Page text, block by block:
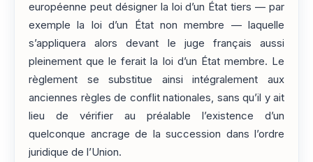
européenne peut désigner la loi d’un État tiers — par
exemple la loi d’un État non membre — laquelle
s’appliquera alors devant le juge français aussi
pleinement que le ferait la loi d’un État membre. Le
règlement se substitue ainsi intégralement aux
anciennes règles de conflit nationales, sans qu’il y ait
lieu de vérifier au préalable l’existence d’un
quelconque ancrage de la succession dans l’ordre
juridique de l’Union.